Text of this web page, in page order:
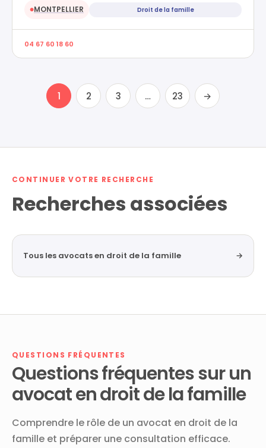
●MONTPELLIER Droit de la famille
04 67 60 18 60
1 2 3 … 23 →
CONTINUER VOTRE RECHERCHE
Recherches associées
Tous les avocats en droit de la famille →
QUESTIONS FRÉQUENTES
Questions fréquentes sur un
avocat en droit de la famille
Comprendre le rôle de un avocat en droit de la
famille et préparer une consultation efficace.